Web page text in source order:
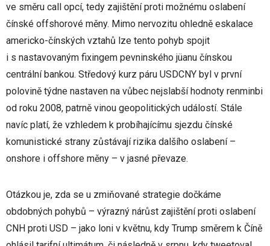
ve směru call opcí, tedy zajištění proti možnému oslabení
čínské offshorové měny. Mimo nervozitu ohledně eskalace
americko-čínských vztahů lze tento pohyb spojit
i s nastavovaným fixingem pevninského jüanu čínskou
centrální bankou. Středový kurz páru USDCNY byl v první
polovině týdne nastaven na vůbec nejslabší hodnoty renminbi
od roku 2008, patrně vinou geopolitických událostí. Stále
navíc platí, že vzhledem k probíhajícímu sjezdu čínské
komunistické strany zůstávají rizika dalšího oslabení –
onshore i offshore měny – v jasné převaze.
Otázkou je, zda se u zmiňované strategie dočkáme
obdobných pohybů – výrazný nárůst zajištění proti oslabení
CNH proti USD – jako loni v květnu, kdy Trump směrem k Číně